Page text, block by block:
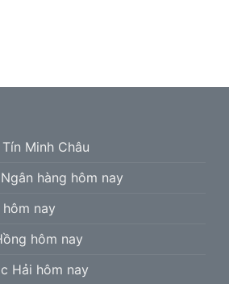
Minh Châu
hàng hôm nay
nay
hôm nay
Hải hôm nay